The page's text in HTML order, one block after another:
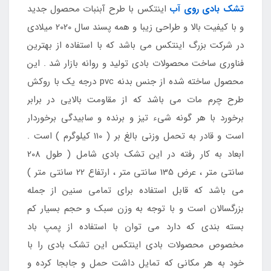
تشک بادی روی آب اینتکس با طرح آبنبات محصول جدید
و با کیفیت بالا و طراحی زیبا و همه پسند سال 2020 میلادی
در شرکت بزرگ اینتکس می باشد که با استفاده از بهترین
فناوری ساخت محصولات بادی تولید و روانه بازار شد . این
محصول ساخته شده از جنس بدنه pvc درجه یک با روکش
طرح چرم مات می باشد که از مقاومت بالایی در برابر
برخورد با هر گونه شیء تیز و برنده و سابیدگی برخوردار
است و قادر به تحمل وزنی بالغ بر ( 110 کیلوگرم ) است .
ابعاد به کار رفته در این تشک بادی شامل ( طول 208
سانتی متر ، عرض 135 سانتی متر ، ارتفاع 22 سانتی متر )
می باشد که قابل استفاده برای تمامی سنین از جمله
بزرگسالان است و با توجه به وزن سبک و حجم بسیار کم
بسته بندی که دارد می توان با استفاده از پمپ باد
مخصوص محصولات بادی اینتکس این تشک بادی را با
خود به هر مکانی که تمایل داشت حمل و جابجا کرده و